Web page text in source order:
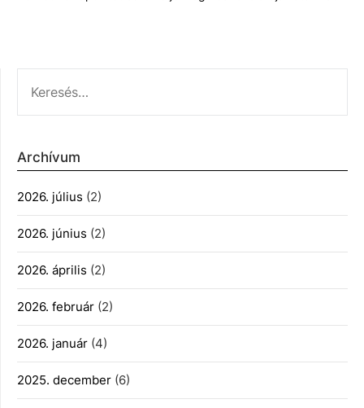
Archívum
2026. július (2)
2026. június (2)
2026. április (2)
2026. február (2)
2026. január (4)
2025. december (6)